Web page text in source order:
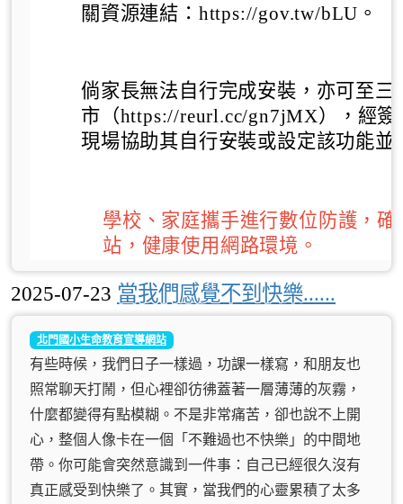
關資源連結：https://gov.tw/bLU。
倘家長無法自行完成安裝，亦可至
市（https://reurl.cc/gn7jMX），經
現場協助其自行安裝或設定該功能並
學校、家庭攜手進行數位防護，
站，健康使用網路環境。
2025-07-23 當我們感覺不到快樂......
北門國小生命教育宣導網站
有些時候，我們日子一樣過，功課一樣寫，和朋友也
照常聊天打鬧，但心裡卻彷彿蓋著一層薄薄的灰霧，
什麼都變得有點模糊。不是非常痛苦，卻也說不上開
心，整個人像卡在一個「不難過也不快樂」的中間地
帶。你可能會突然意識到一件事：自己已經很久沒有
真正感受到快樂了。其實，當我們的心靈累積了太多